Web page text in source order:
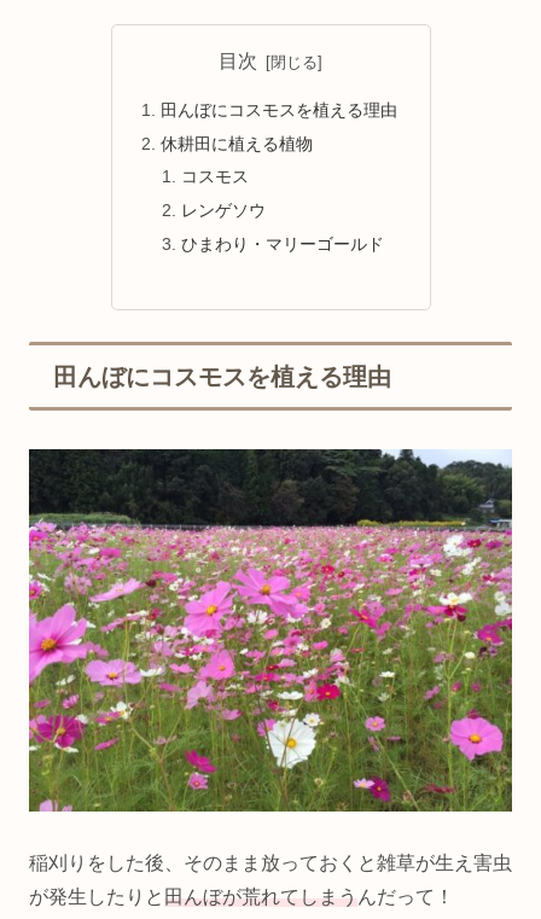
目次
田んぼにコスモスを植える理由
休耕田に植える植物
コスモス
レンゲソウ
ひまわり・マリーゴールド
田んぼにコスモスを植える理由
稲刈りをした後、そのまま放っておくと雑草が生え害虫
が発生したりと田んぼが荒れてしまうんだって！